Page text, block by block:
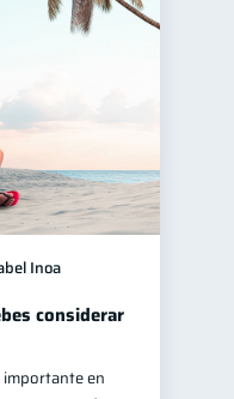
Inoa
considerar
importante en